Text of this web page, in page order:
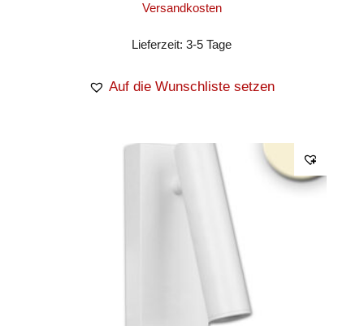
Versandkosten
Lieferzeit:3-5 Tage
Auf die Wunschliste setzen